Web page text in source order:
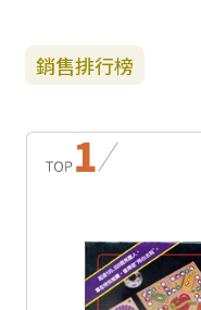
銷售排行榜